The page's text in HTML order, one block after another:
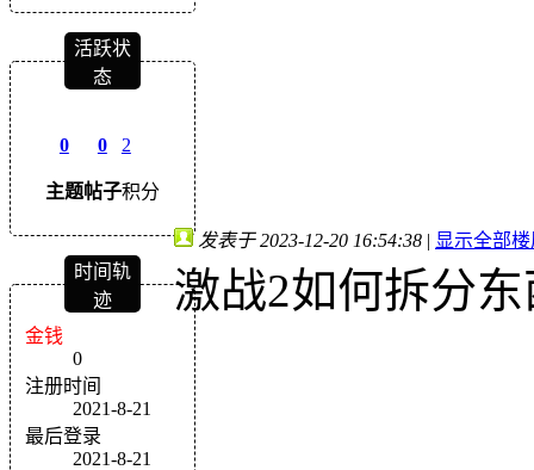
活跃状
态
0
主题
0
帖子
2
积分
时间轨
迹
金钱
0
注册时间
2021-8-21
最后登录
2021-8-21
发表于 2023-12-20 16:54:38 | 显示全部
激战2如何拆分